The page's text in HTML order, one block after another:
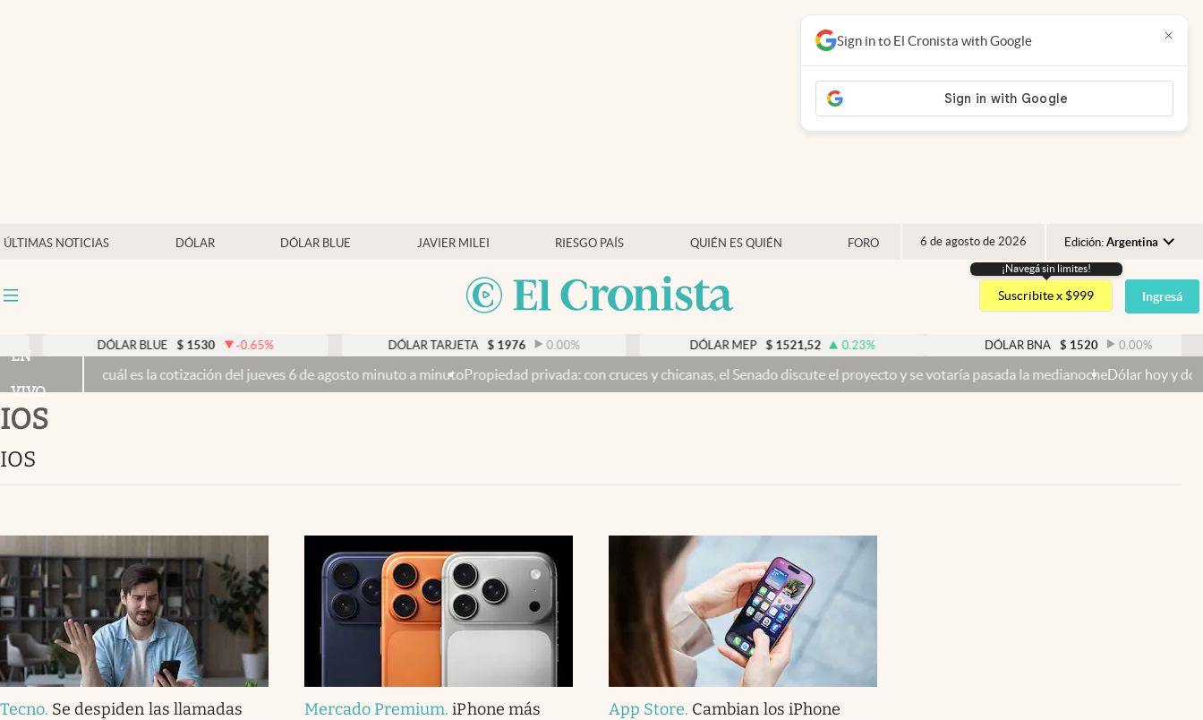
ÚLTIMAS NOTICIAS DÓLAR DÓLAR BLUE JAVIER MILEI RIESGO PAÍS QUIÉN ES QUIÉN FORO 6 de agosto de 2026 Edición: Argentina
Argentina
España
USA
Mercados Online
Otras secciones
Infotechnology
El Cronista Studio
Mediakit
abre en nueva pestaña
¡Navegá sin limites!
Suscribite x $999 Ingresá
1530 -0.65 % DÓLAR TARJETA $ 1976 0.00 % 1521,52 0.23% 1520 0.00 %
EN
VIVO
cotización del jueves 6 de agosto minuto a minutoPropiedad privada: con cruces y chicanas, el Senado discute el proyecto y se votaría pasada la medianocheDólar hoy y dólar blue hoy: cuál es la
Sign in to El Cronista with Google ×
iOS
iOS
Tecno. Se despiden las llamadas
Mercado Premium.iPhone más
App Store. Cambian los iPhone